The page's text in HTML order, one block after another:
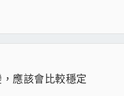
應該會比較穩定